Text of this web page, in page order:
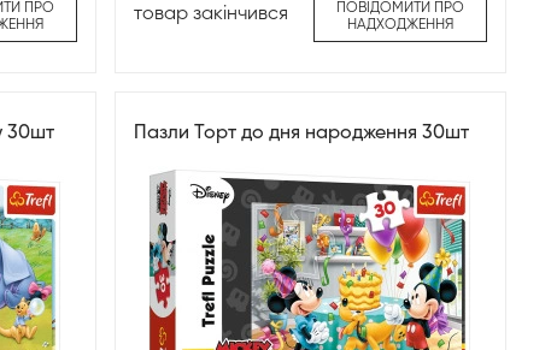
ПРО
товар закінчився
ПОВІДОМИТИ ПРО
НАДХОДЖЕННЯ
30шт Пазли Торт до дня народження 30шт